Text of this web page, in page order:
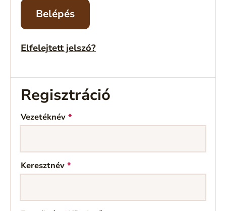
Belépés
Elfelejtett jelszó?
Regisztráció
Vezetéknév *
Keresztnév *